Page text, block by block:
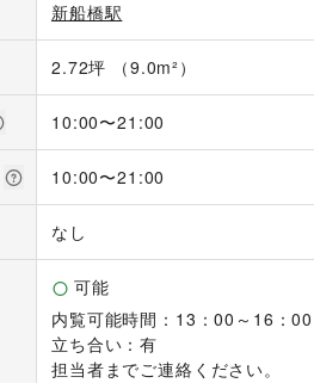
新船橋駅
2.72坪 （9.0m²）
10:00〜21:00
10:00〜21:00
なし
可能
内覧可能時間：13：00～16：00
立ち合い：有
担当者までご連絡ください。